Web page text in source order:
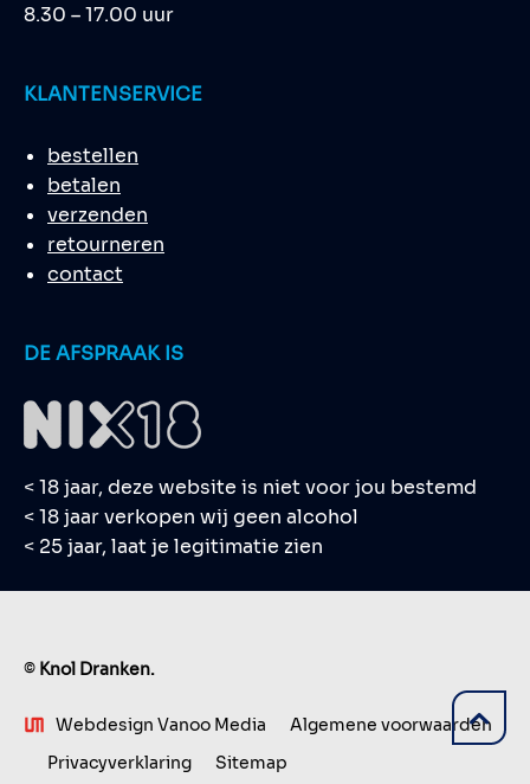
8.30 – 17.00 uur
KLANTENSERVICE
bestellen
betalen
verzenden
retourneren
contact
DE AFSPRAAK IS
< 18 jaar, deze website is niet voor jou bestemd
< 18 jaar verkopen wij geen alcohol
< 25 jaar, laat je legitimatie zien
© Knol Dranken.
Webdesign Vanoo Media
Algemene voorwaarden
Privacyverklaring
Sitemap